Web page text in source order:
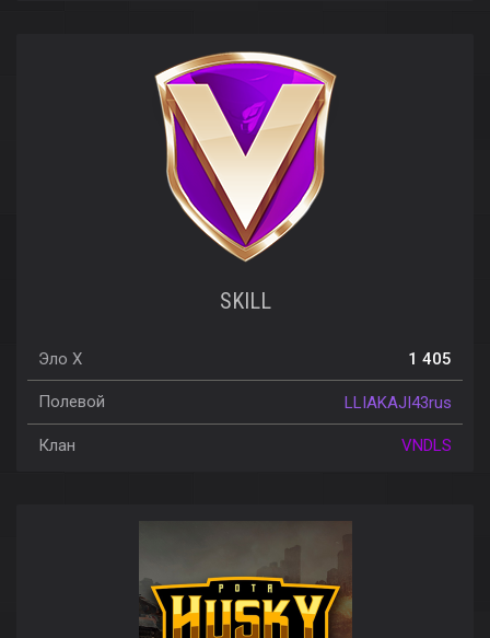
SKILL
Эло X 1 405
Полевой LLIAKAJI43rus
Клан VNDLS